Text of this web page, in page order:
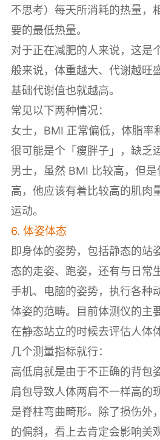
不思考）每天所消耗的热量，
要的最低热量。
对于正在减肥的人来说，这是
般来说，体重越大、代谢越旺
基础代谢值也就越高。
常见以下两种情况：
女士，BMI 正常偏低，体脂率
很可能是个「瘦胖子」，缺乏
男士，虽然 BMI 比较高，但
高，他应该有着比较高的肌肉
运动。
6. 体姿体态
即身体的姿势，包括静态的站
态的走姿、跑姿，还有与日常
手机、电脑的姿势，执行各种
体姿的范畴。目前体测仪的主
在静态站立的时候去评估人体
几个测量指标就行：
高低肩就是由于不正确的背包
肩包导致人体两肩不一样高的
是脊柱弯曲畸形。除了损伤外
的偏斜，看上去肯定会影响美观